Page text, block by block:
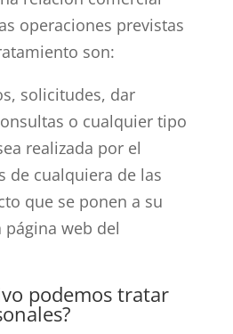
operaciones previstas
son:
solicitudes, dar
o cualquier tipo
realizada por el
de cualquiera de las
que se ponen a su
web del
podemos tratar